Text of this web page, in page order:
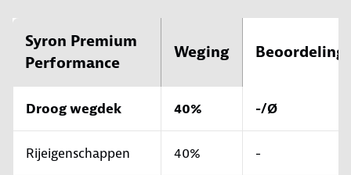
Syron Premium
Performance
Weging Beoordeling
Droog wegdek 40% -/Ø
Rijeigenschappen 40% -